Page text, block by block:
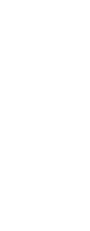
い。
いようお願いしま
ーズにご登録され
のではありません。
2022年1月12日よ
ぼさない年数を意
者に通知します。
は、取り引きをい
のオムロン制御